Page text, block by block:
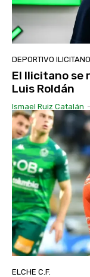
DEPORTIVO ILICITANO
El Ilicitano se
Luis Roldán
Ismael Ruiz Catalán -
ELCHE C.F.